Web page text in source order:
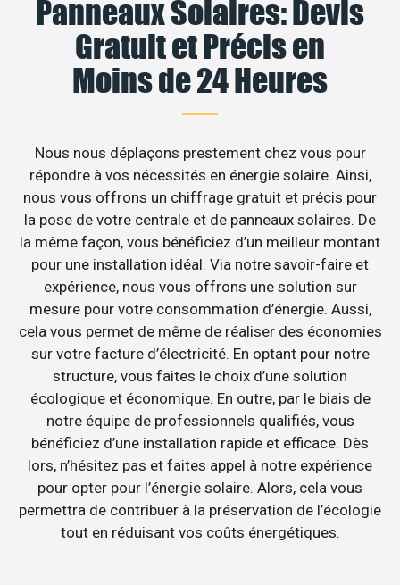
Panneaux Solaires: Devis
Gratuit et Précis en
Moins de 24 Heures
Nous nous déplaçons prestement chez vous pour
répondre à vos nécessités en énergie solaire. Ainsi,
nous vous offrons un chiffrage gratuit et précis pour
la pose de votre centrale et de panneaux solaires. De
la même façon, vous bénéficiez d’un meilleur montant
pour une installation idéal. Via notre savoir-faire et
expérience, nous vous offrons une solution sur
mesure pour votre consommation d’énergie. Aussi,
cela vous permet de même de réaliser des économies
sur votre facture d’électricité. En optant pour notre
structure, vous faites le choix d’une solution
écologique et économique. En outre, par le biais de
notre équipe de professionnels qualifiés, vous
bénéficiez d’une installation rapide et efficace. Dès
lors, n’hésitez pas et faites appel à notre expérience
pour opter pour l’énergie solaire. Alors, cela vous
permettra de contribuer à la préservation de l’écologie
tout en réduisant vos coûts énergétiques.